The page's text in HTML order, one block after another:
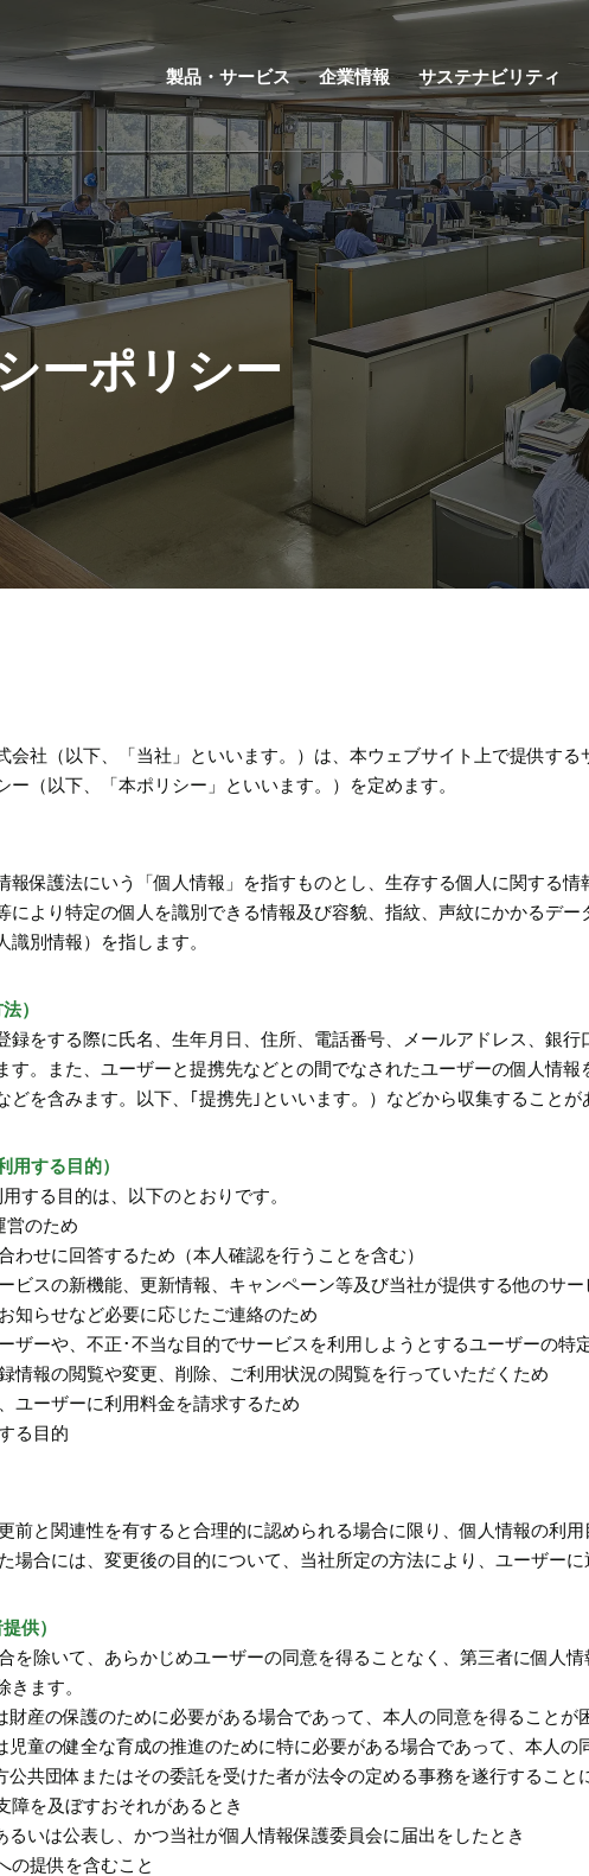
製品・サービス 企業情報 サステナビリティ
ーポリシー
会社（以下、「当社」といいます。）は、本ウェブサイト上で提供す
ー（以下、「本ポリシー」といいます。）を定めます。
報保護法にいう「個人情報」を指すものとし、生存する個人に関する
により特定の個人を識別できる情報及び容貌、指紋、声紋にかかるデ
識別情報）を指します。
）
録をする際に氏名、生年月日、住所、電話番号、メールアドレス、銀
す。また、ユーザーと提携先などとの間でなされたユーザーの個人情
どを含みます。以下、｢提携先｣といいます。）などから収集することが
用する目的）
する目的は、以下のとおりです。
営のため
わせに回答するため（本人確認を行うことを含む）
ビスの新機能、更新情報、キャンペーン等及び当社が提供する他のサ
知らせなど必要に応じたご連絡のため
ザーや、不正･不当な目的でサービスを利用しようとするユーザーの特
情報の閲覧や変更、削除、ご利用状況の閲覧を行っていただくため
ユーザーに利用料金を請求するため
る目的
前と関連性を有すると合理的に認められる場合に限り、個人情報の利用
場合には、変更後の目的について、当社所定の方法により、ユーザー
供）
を除いて、あらかじめユーザーの同意を得ることなく、第三者に個人
ます。
産の保護のために必要がある場合であって、本人の同意を得ることが
童の健全な育成の推進のために特に必要がある場合であって、本人の
共団体またはその委託を受けた者が法令の定める事務を遂行すること
障を及ぼすおそれがあるとき
いは公表し、かつ当社が個人情報保護委員会に届出をしたとき
提供を含むこと